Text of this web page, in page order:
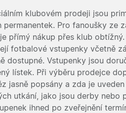
klubovém prodeji jsou
permanentek. Pro fanoušky ze
přímý nákup přes klub
fotbalové vstupenky včetně
dostupné. Vstupenky jsou
lístek. Při výběru prodejce
jasně popsány a zda je
utkání, jako jsou derby nebo
ihned po zveřejnění